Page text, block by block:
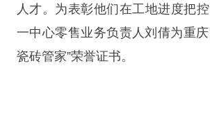
人才。为表彰他们在工地进度把
一中心零售业务负责人刘倩为重
瓷砖管家”荣誉证书。